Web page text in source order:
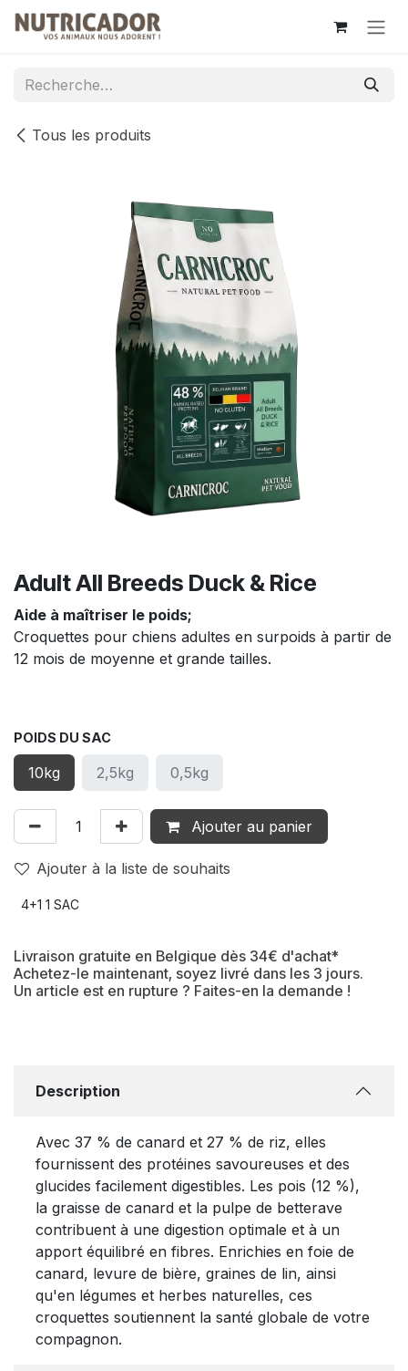
Se rendre au contenu
Tous les produits
Adult All Breeds Duck & Rice
Aide à maîtriser le poids;
Croquettes pour chiens adultes en surpoids à partir de
12 mois de moyenne et grande tailles.
POIDS DU SAC
10kg 2,5kg 0,5kg
Ajouter au panier
Ajouter à la liste de souhaits
4+1 1 SAC
Livraison gratuite en Belgique dès 34€ d'achat*
Achetez-le maintenant, soyez livré dans les 3 jours.
Un article est en rupture ? Faites-en la demande !
Description
Avec 37 % de canard et 27 % de riz, elles
fournissent des protéines savoureuses et des
glucides facilement digestibles. Les pois (12 %),
la graisse de canard et la pulpe de betterave
contribuent à une digestion optimale et à un
apport équilibré en fibres. Enrichies en foie de
canard, levure de bière, graines de lin, ainsi
qu'en légumes et herbes naturelles, ces
croquettes soutiennent la santé globale de votre
compagnon.